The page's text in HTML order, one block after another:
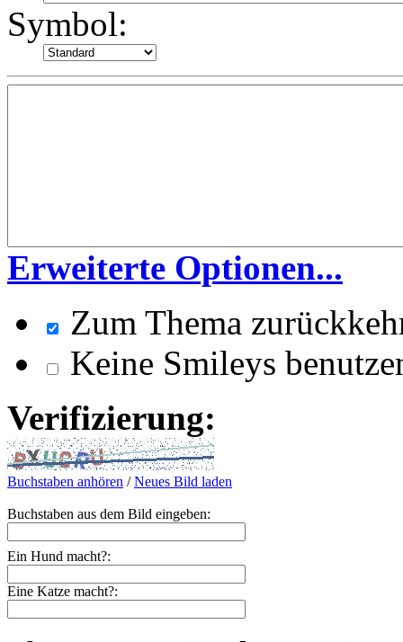
Symbol:
Erweiterte Optionen...
Zum Thema
Keine Smileys
Verifizierung:
Buchstaben anhören /Neues Bild laden
Buchstaben aus dem Bild eingeben:
Ein Hund macht?:
Eine Katze macht?: